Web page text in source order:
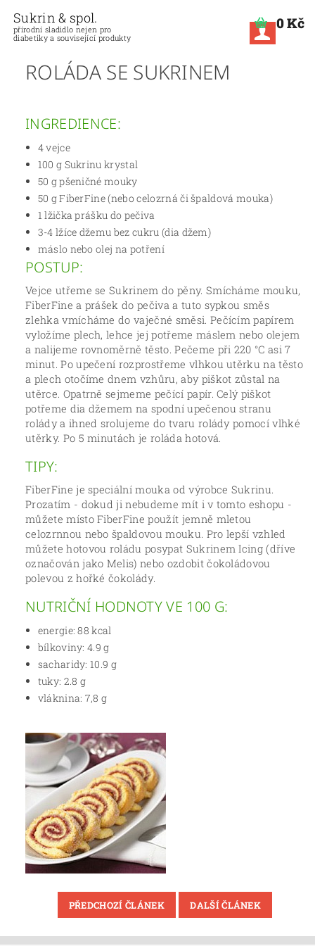
Sukrin & spol.
přírodní sladidlo nejen pro
diabetiky a související produkty
0 Kč
ROLÁDA SE SUKRINEM
INGREDIENCE:
4 vejce
100 g Sukrinu krystal
50 g pšeničné mouky
50 g FiberFine (nebo celozrná či špaldová mouka)
1 lžička prášku do pečiva
3-4 lžíce džemu bez cukru (dia džem)
máslo nebo olej na potření
POSTUP:
Vejce utřeme se Sukrinem do pěny. Smícháme mouku,
FiberFine a prášek do pečiva a tuto sypkou směs
zlehka vmícháme do vaječné směsi. Pečícím papírem
vyložíme plech, lehce jej potřeme máslem nebo olejem
a nalijeme rovnoměrně těsto. Pečeme při 220 °C asi 7
minut. Po upečení rozprostřeme vlhkou utěrku na těsto
a plech otočíme dnem vzhůru, aby piškot zůstal na
utěrce. Opatrně sejmeme pečící papír. Celý piškot
potřeme dia džemem na spodní upečenou stranu
rolády a ihned srolujeme do tvaru rolády pomocí vlhké
utěrky. Po 5 minutách je roláda hotová.
TIPY:
FiberFine je speciální mouka od výrobce Sukrinu.
Prozatím - dokud ji nebudeme mít i v tomto eshopu -
můžete místo FiberFine použít jemně mletou
celozrnnou nebo špaldovou mouku. Pro lepší vzhled
můžete hotovou roládu posypat Sukrinem Icing (dříve
označován jako Melis) nebo ozdobit čokoládovou
polevou z hořké čokolády.
NUTRIČNÍ HODNOTY VE 100 G:
energie: 88 kcal
bílkoviny: 4.9 g
sacharidy: 10.9 g
tuky: 2.8 g
vláknina: 7,8 g
PŘEDCHOZÍ ČLÁNEK DALŠÍ ČLÁNEK